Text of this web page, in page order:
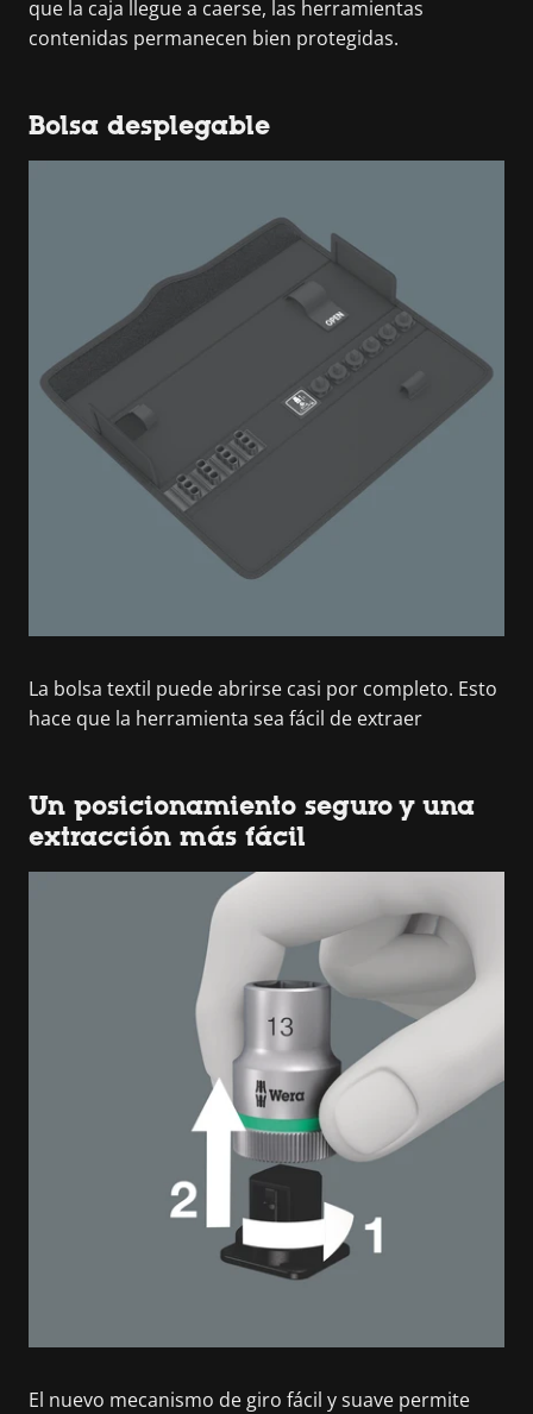
que la caja llegue a caerse, las herramientas
contenidas permanecen bien protegidas.
Bolsa desplegable
La bolsa textil puede abrirse casi por completo. Esto
hace que la herramienta sea fácil de extraer
Un posicionamiento seguro y una
extracción más fácil
El nuevo mecanismo de giro fácil y suave permite